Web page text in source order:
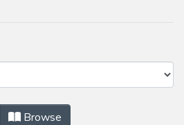
1934 by Title
Browse